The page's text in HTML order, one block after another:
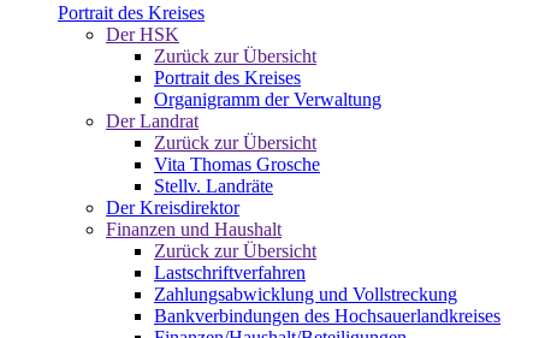
Portrait des Kreises
Der HSK
Zurück zur Übersicht
Portrait des Kreises
Organigramm der Verwaltung
Der Landrat
Zurück zur Übersicht
Vita Thomas Grosche
Stellv. Landräte
Der Kreisdirektor
Finanzen und Haushalt
Zurück zur Übersicht
Lastschriftverfahren
Zahlungsabwicklung und Vollstreckung
Bankverbindungen des Hochsauerlandkreises